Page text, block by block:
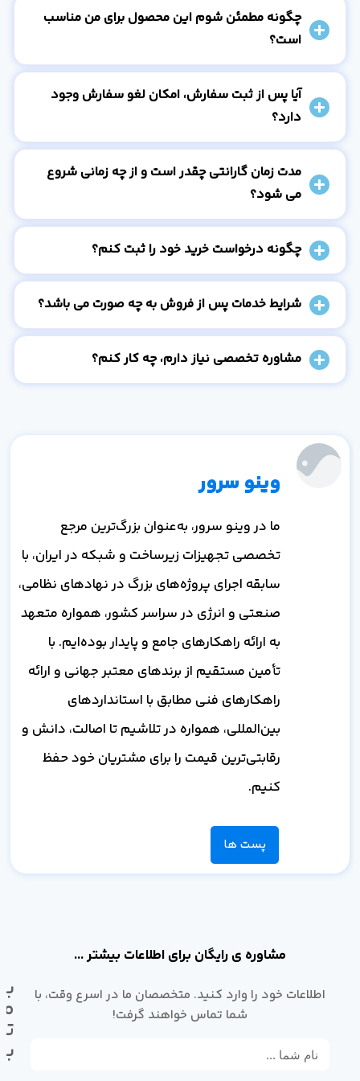
چگونه مطمئن شوم این محصول برای من مناسب
است؟
آیا پس از ثبت سفارش، امکان لغو سفارش وجود
دارد؟
مدت زمان گارانتی چقدر است و از چه زمانی شروع
می شود؟
چگونه درخواست خرید خود را ثبت کنم؟
شرایط خدمات پس از فروش به چه صورت می باشد؟
مشاوره تخصصی نیاز دارم، چه کار کنم؟
وینو سرور
ما در وینو سرور، به‌عنوان بزرگ‌ترین مرجع
تخصصی تجهیزات زیرساخت و شبکه در ایران، با
سابقه اجرای پروژه‌های بزرگ در نهادهای نظامی،
صنعتی و انرژی در سراسر کشور، همواره متعهد
به ارائه راهکارهای جامع و پایدار بوده‌ایم. با
تأمین مستقیم از برندهای معتبر جهانی و ارائه
راهکارهای فنی مطابق با استانداردهای
بین‌المللی، همواره در تلاشیم تا اصالت، دانش و
رقابتی‌ترین قیمت را برای مشتریان خود حفظ
کنیم.
پست ها
مشاوره ی رایگان برای اطلاعات بیشتر ...
اطلاعات خود را وارد کنید. متخصصان ما در اسرع وقت، با
شما تماس خواهند گرفت!
با